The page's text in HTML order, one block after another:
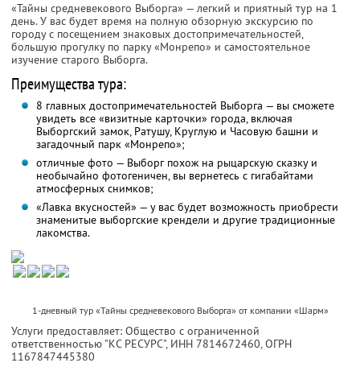
«Тайны средневекового Выборга» — легкий и приятный тур на 1
день. У вас будет время на полную обзорную экскурсию по
городу с посещением знаковых достопримечательностей,
большую прогулку по парку «Монрепо» и самостоятельное
изучение старого Выборга.
Преимущества тура:
8 главных достопримечательностей Выборга — вы сможете
увидеть все «визитные карточки» города, включая
Выборгский замок, Ратушу, Круглую и Часовую башни и
загадочный парк «Монрепо»;
отличные фото — Выборг похож на рыцарскую сказку и
необычайно фотогеничен, вы вернетесь с гигабайтами
атмосферных снимков;
«Лавка вкусностей» — у вас будет возможность приобрести
знаменитые выборгские крендели и другие традиционные
лакомства.
1-дневный тур «Тайны средневекового Выборга» от компании «Шарм»
Услуги предоставляет: Общество с ограниченной
ответственностью "КС РЕСУРС", ИНН 7814672460, ОГРН
1167847445380